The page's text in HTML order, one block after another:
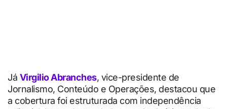
Já Virgilio Abranches, vice-presidente de
Jornalismo, Conteúdo e Operações, destacou que
a cobertura foi estruturada com independência